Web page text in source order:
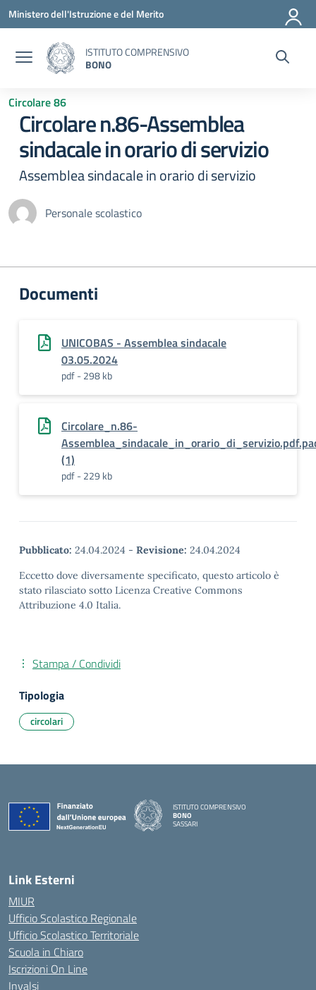
Vai ai contenuti
Vai al menu di navigazione
Vai al footer
Ministero dell'Istruzione e del Merito
ISTITUTO COMPRENSIVO
BONO
Circolare 86
Circolare n.86-Assemblea
sindacale in orario di servizio
Assemblea sindacale in orario di servizio
Personale scolastico
Documenti
UNICOBAS - Assemblea sindacale
03.05.2024
pdf - 298 kb
Circolare_n.86-
(1)
pdf - 229 kb
Pubblicato: 24.04.2024 - Revisione: 24.04.2024
Eccetto dove diversamente specificato, questo articolo è
stato rilasciato sotto Licenza Creative Commons
Attribuzione 4.0 Italia.
Stampa / Condividi
Tipologia
circolari
ISTITUTO COMPRENSIVO
BONO
SASSARI
Link Esterni
MIUR
Ufficio Scolastico Regionale
Ufficio Scolastico Territoriale
Scuola in Chiaro
Iscrizioni On Line
Invalsi